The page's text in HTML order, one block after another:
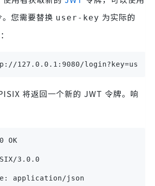
您需要替换 user-key 为实际的
127.0.0.1:9080/login?key=user-
将返回一个新的 JWT 令牌。响
OK
3.0.0
application/json